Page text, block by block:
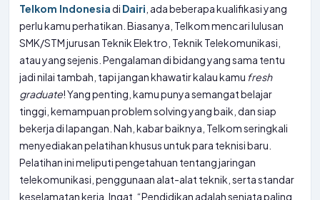
Telkom Indonesiadi Dairi , ada beberapa kualifikasi yang
perlu kamu perhatikan. Biasanya, Telkom mencari lulusan
SMK/STM jurusan Teknik Elektro, Teknik Telekomunikasi,
atau yang sejenis. Pengalaman di bidang yang sama tentu
jadi nilai tambah, tapi jangan khawatir kalau kamu fresh
graduate! Yang penting, kamu punya semangat belajar
tinggi, kemampuan problem solving yang baik, dan siap
bekerja di lapangan. Nah, kabar baiknya, Telkom seringkali
menyediakan pelatihan khusus untuk para teknisi baru.
Pelatihan ini meliputi pengetahuan tentang jaringan
telekomunikasi, penggunaan alat-alat teknik, serta standar
keselamatan kerja. Ingat, “Pendidikan adalah senjata paling